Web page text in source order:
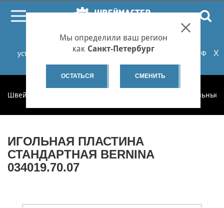
При проблемах с онлайн-оплатой заказов на сайте
установите российские сертификаты НУЦ Минцифры РФ
или используйте Яндекс.Браузер.Подробнее...
X
Мы определили ваш регион
как Санкт-Петербург
ОСТАТЬСЯ СМЕНИТЬ
Швеймастер
ИГОЛЬНАЯ ПЛАСТИНА
СТАНДАРТНАЯ BERNINA
034019.70.07